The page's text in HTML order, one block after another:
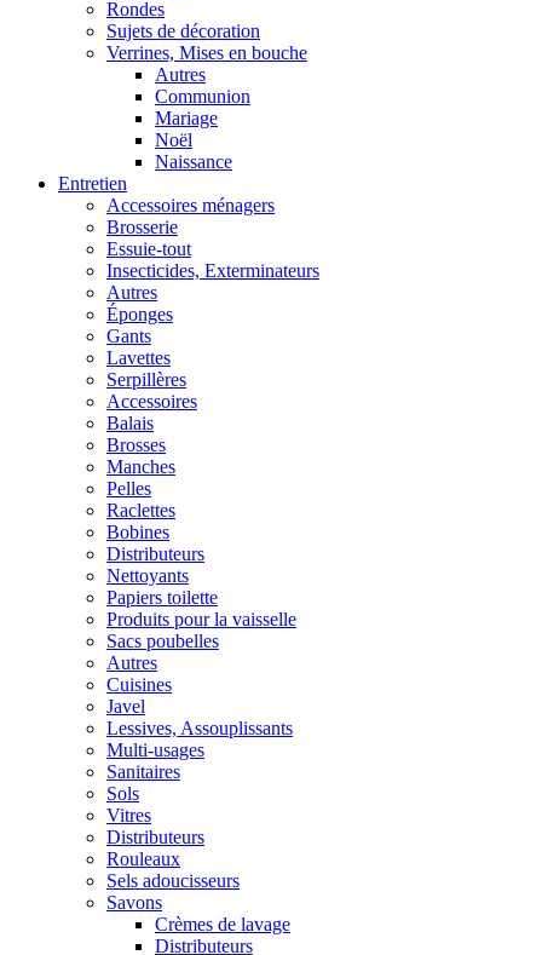
Rondes
Sujets de décoration
Verrines, Mises en bouche
Autres
Communion
Mariage
Noël
Naissance
Entretien
Accessoires ménagers
Brosserie
Essuie-tout
Insecticides, Exterminateurs
Autres
Éponges
Gants
Lavettes
Serpillères
Accessoires
Balais
Brosses
Manches
Pelles
Raclettes
Bobines
Distributeurs
Nettoyants
Papiers toilette
Produits pour la vaisselle
Sacs poubelles
Autres
Cuisines
Javel
Lessives, Assouplissants
Multi-usages
Sanitaires
Sols
Vitres
Distributeurs
Rouleaux
Sels adoucisseurs
Savons
Crèmes de lavage
Distributeurs